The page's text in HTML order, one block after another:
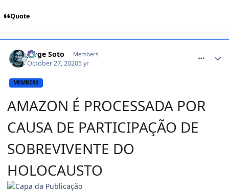
Quote
Jorge Soto Members
October 27, 20205 yr
MEMBERS
AMAZON É PROCESSADA POR
CAUSA DE PARTICIPAÇÃO DE
SOBREVIVENTE DO
HOLOCAUSTO